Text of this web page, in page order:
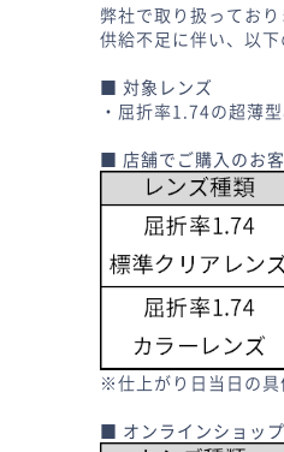
弊社で取り扱ってお
供給不足に伴い、以下
■ 対象レンズ
・屈折率1.74の超薄
■ 店舗でご購入のお
※仕上がり日当日の具
■ オンラインショッ